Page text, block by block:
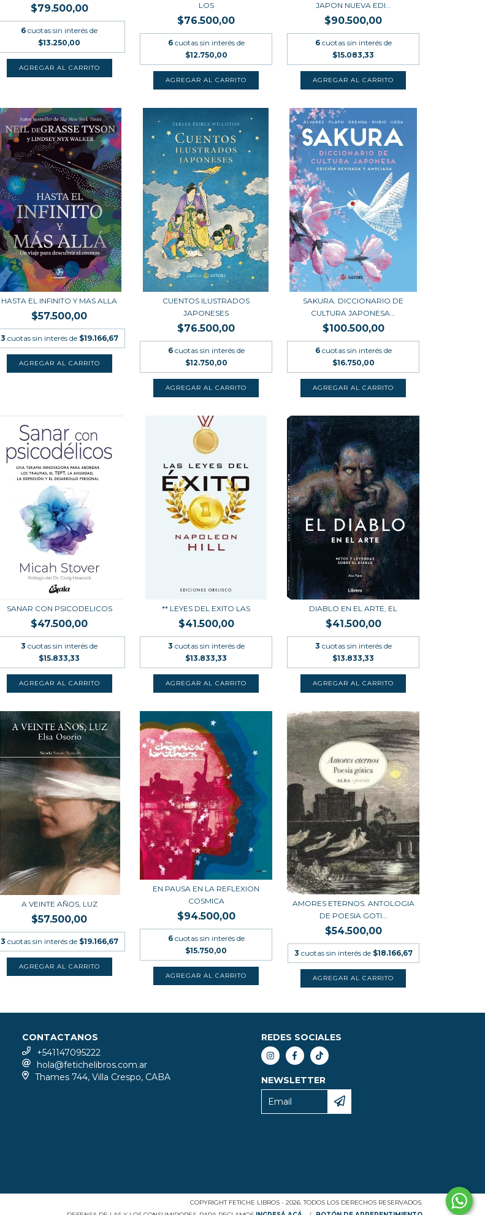
$79.500,00
6 cuotas sin interés de
$13.250,00
LOS
$76.500,00
6 cuotas sin interés de
$12.750,00
JAPON NUEVA EDI...
$90.500,00
6 cuotas sin interés de
$15.083,33
HASTA EL INFINITO Y MAS ALLA
$57.500,00
3 cuotas sin interés de $19.166,67
CUENTOS ILUSTRADOS
JAPONESES
$76.500,00
6 cuotas sin interés de
$12.750,00
SAKURA. DICCIONARIO DE
CULTURA JAPONESA...
$100.500,00
6 cuotas sin interés de
$16.750,00
SANAR CON PSICODELICOS
$47.500,00
3 cuotas sin interés de
$15.833,33
** LEYES DEL EXITO LAS
$41.500,00
3 cuotas sin interés de
$13.833,33
DIABLO EN EL ARTE, EL
$41.500,00
3 cuotas sin interés de
$13.833,33
A VEINTE AÑOS, LUZ
$57.500,00
3 cuotas sin interés de $19.166,67
EN PAUSA EN LA REFLEXION
COSMICA
$94.500,00
6 cuotas sin interés de
$15.750,00
AMORES ETERNOS. ANTOLOGIA
DE POESIA GOTI...
$54.500,00
3 cuotas sin interés de $18.166,67
CONTACTANOS
+541147095222
hola@fetichelibros.com.ar
Thames 744, Villa Crespo, CABA
REDES SOCIALES
NEWSLETTER
COPYRIGHT FETICHE LIBROS - 2026. TODOS LOS DERECHOS RESERVADOS.